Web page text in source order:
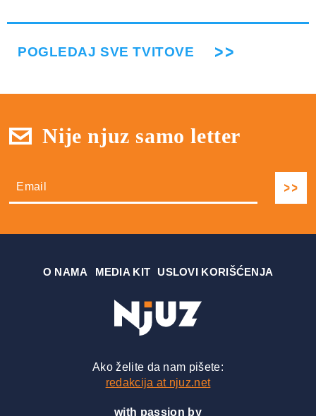
POGLEDAJ SVE TVITOVE
Nije njuz samo letter
О NAMA MEDIA KIT USLOVI KORIŠĆENJA
Ako želite da nam pišete:
redakcija at njuz.net
with passion by